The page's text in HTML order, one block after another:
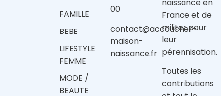
FAMILLE
BEBE
LIFESTYLE
FEMME
MODE /
BEAUTE
00
contact@accoucher-
maison-
naissance.fr
naissance en
France et de
militer pour
leur
pérennisation.
Toutes les
contributions